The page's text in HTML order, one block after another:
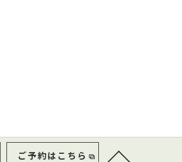
ご予約はこちら